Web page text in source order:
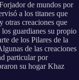
de mundos por
a los titanes que
otras creaciones que
guardianes su propio
de los Pilares de la
de las creaciones
particular por
su hogar Khaz